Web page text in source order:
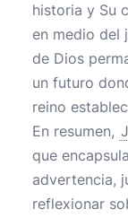
historia y Su
en medio del
de Dios
un futuro
reino
En resumen,
que
advertencia,
reflexionar